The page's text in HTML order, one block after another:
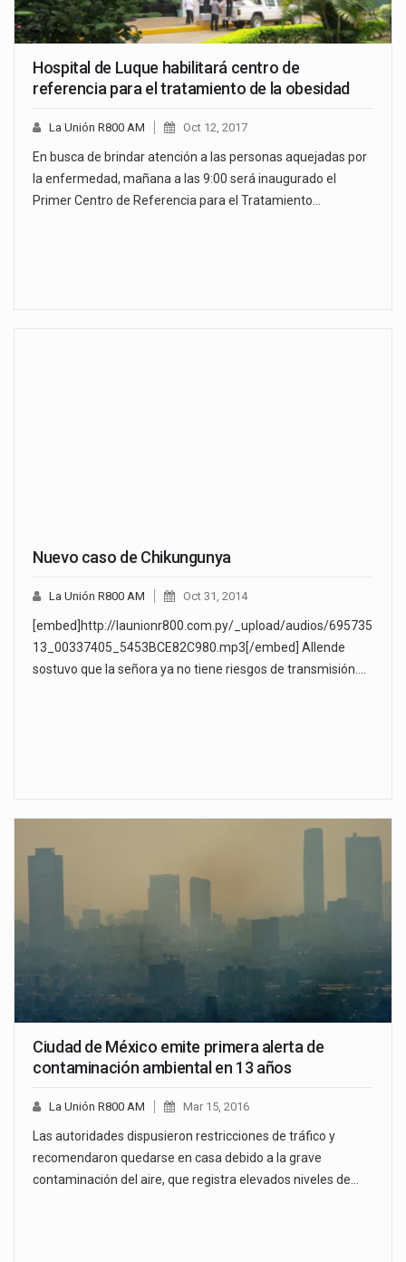
Hospital de Luque habilitará centro de
referencia para el tratamiento de la obesidad
La Unión R800 AM Oct 12, 2017
En busca de brindar atención a las personas aquejadas por
la enfermedad, mañana a las 9:00 será inaugurado el
Primer Centro de Referencia para el Tratamiento…
Nuevo caso de Chikungunya
La Unión R800 AM Oct 31, 2014
[embed]http://launionr800.com.py/_upload/audios/695735
13_00337405_5453BCE82C980.mp3[/embed] Allende
sostuvo que la señora ya no tiene riesgos de transmisión.…
Ciudad de México emite primera alerta de
contaminación ambiental en 13 años
La Unión R800 AM Mar 15, 2016
Las autoridades dispusieron restricciones de tráfico y
recomendaron quedarse en casa debido a la grave
contaminación del aire, que registra elevados niveles de…